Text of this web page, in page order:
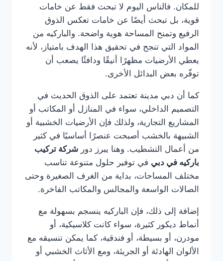
للمكان. فالناس اليوم لا تبحث فقط عن خامات
قوية، بل تبحث أيضًا عن خامات تعكس الذوق
الرفيع وتمنح المساحة هوية واضحة. والباركيه من
المواد التي تنجح في تحقيق هذا الهدف بامتياز، لأنه
يعطي الأرضيات مظهرًا أنيقًا ودافئًا يصعب أن
توفّره بعض البدائل الأخرى.
كما أن دبي مدينة تعتمد على الذوق الحديث في
التصميم الداخلي، سواء في المنازل أو المكاتب أو
المشاريع التجارية، ولذلك فإن الأرضيات الخشبية أو
الشبيهة بالخشب أصبحت عنصرًا أساسيًا في كثير
من أعمال التشطيب. وهنا يبرز دور شركة تركيب
باركيه في دبي في توفير حلول متنوعة تناسب
مختلف المساحات، بداية من الغرف الصغيرة وحتى
الصالات الواسعة والمجالس والمكاتب الفاخرة.
إضافة إلى ذلك، فإن الباركيه ينسجم بسهولة مع
أنماط ديكور كثيرة، سواء كانت كلاسيكية، أو
مودرن، أو بسيطة، أو فندقية، كما يمكن تنسيقه مع
الألوان الهادئة أو الجريئة، ومع الأثاث الخشبي أو